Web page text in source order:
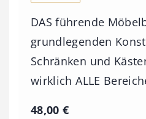
DAS führende
grundlegenden
Schränken und
wirklich ALLE
48,00€